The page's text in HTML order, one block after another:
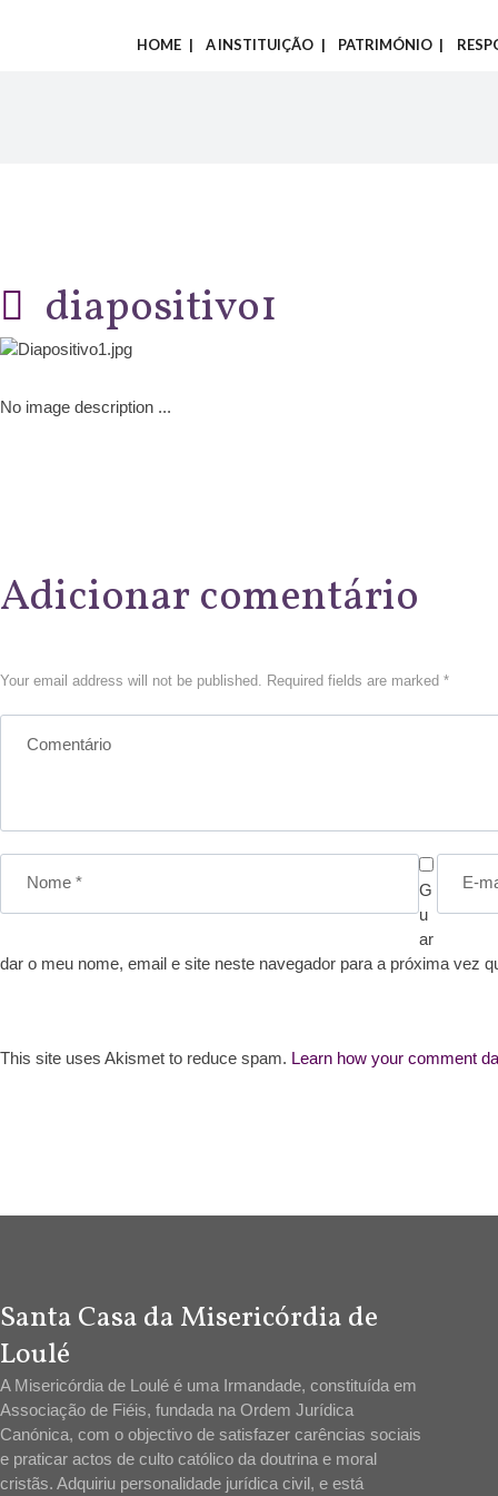
HOME A INSTITUIÇÃO PATRIMÓNIO
diapositivo1
No image description ...
Adicionar comentário
Your email address will not be published. Required fields are marked *
G
u
ar
dar o meu nome, email e site neste navegador para a próxima vez
This site uses Akismet to reduce spam. Learn how your comment
Santa Casa da Misericórdia de
Loulé
A Misericórdia de Loulé é uma Irmandade, constituída em
Associação de Fiéis, fundada na Ordem Jurídica
Canónica, com o objectivo de satisfazer carências sociais
e praticar actos de culto católico da doutrina e moral
cristãs. Adquiriu personalidade jurídica civil, e está